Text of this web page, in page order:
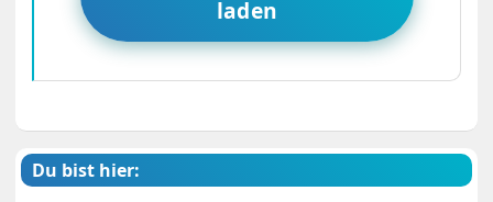
laden
Du bist hier: